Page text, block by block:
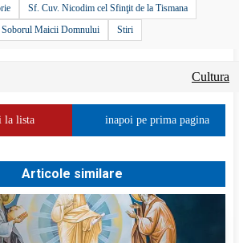
Sf. Cuv. Nicodim cel Sfinţit de la Tismana
Soborul Maicii Domnului Stiri
Cultura
la lista inapoi pe prima pagina
Articole similare